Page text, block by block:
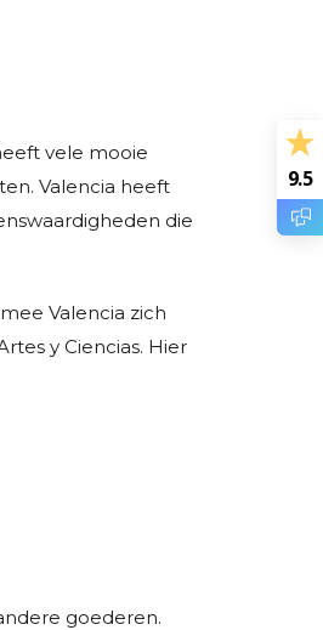
vele mooie
Valencia heeft
die
Valencia zich
y Ciencias. Hier
goederen.
9.5